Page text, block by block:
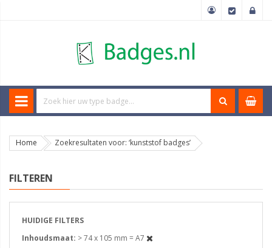
Home Zoekresultaten voor: ‘kunststof badges’
FILTEREN
HUIDIGE FILTERS
Inhoudsmaat > 74 x 105 mm = A7